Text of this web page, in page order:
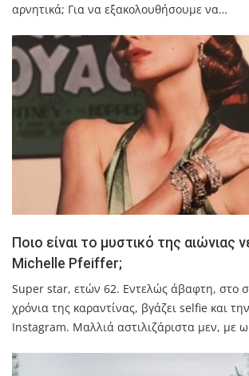
αρνητικά; Για να εξακολουθήσουμε να…
Ποιο είναι το μυστικό της αιώνιας
Michelle Pfeiffer;
Super star, ετών 62. Εντελώς άβαφτη, στο
χρόνια της καραντίνας, βγάζει selfie και
Instagram. Μαλλιά αστιλιζάριστα μεν, με